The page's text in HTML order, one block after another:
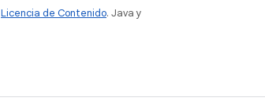
Licencia de Contenido. Java y